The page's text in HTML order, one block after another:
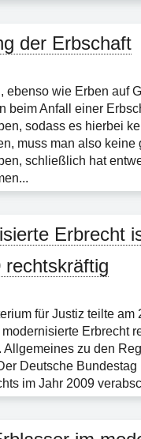
der Erbschaft
ebenso wie Erben auf
beim Anfall einer
sodass es hierbei
muss man also keine
schließlich hat
Erbrecht
rechtskräftig
für Justiz teilte am
Erbrecht
Allgemeines zu den
Deutsche
im Jahr 2009